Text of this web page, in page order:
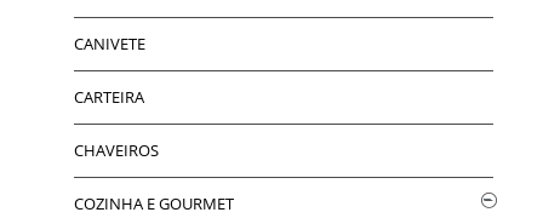
CANIVETE
CARTEIRA
CHAVEIROS
COZINHA E GOURMET